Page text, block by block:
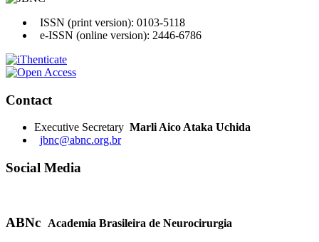
ISSN (print version): 0103-5118
e-ISSN (online version): 2446-6786
Contact
Executive Secretary Marli Aico Ataka Uchida
jbnc@abnc.org.br
Social Media
ABNc Academia Brasileira de Neurocirurgia